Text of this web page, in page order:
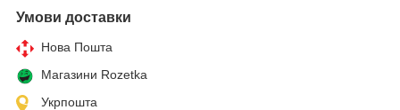
Умови доставки
Нова Пошта
Магазини Rozetka
Укрпошта